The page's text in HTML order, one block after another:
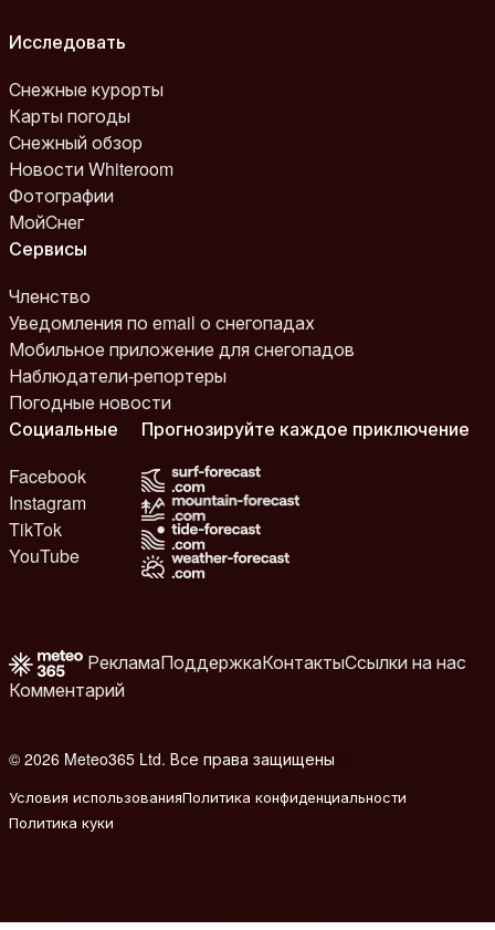
Исследовать
Снежные курорты
Карты погоды
Снежный обзор
Новости Whiteroom
Фотографии
МойСнег
Сервисы
Членство
Уведомления по email о снегопадах
Мобильное приложение для снегопадов
Наблюдатели-репортеры
Погодные новости
Социальные
Facebook
Instagram
TikTok
YouTube
Прогнозируйте каждое приключение
РекламаПоддержкаКонтактыСсылки на нас
Комментарий
© 2026 Meteo365 Ltd. Все права защищены
Условия использованияПолитика конфиденциальности
Политика куки